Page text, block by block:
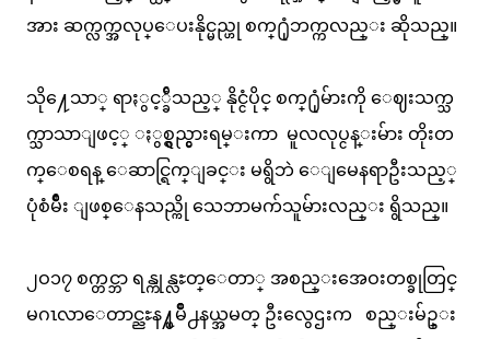
အား ဆက္လက္အလုပ္ေပးနိုင္မည္ဟု စက္႐ုံဘက္ကလည္း ဆိုသည္။
သို႔ေသာ္ ရာႏွင့္ခ်ီသည့္ နိုင္ငံပိုင္ စက္႐ုံမ်ားကို ေဈးသက္သ
က္သာသာျဖင့္ ႏွစ္ရွည္ငွားရမ္းကာ မူလလုပ္ငန္းမ်ား တိုးတ
က္ေစရန္ ေဆာင္ရြက္ျခင္း မရွိဘဲ ေျမေနရာဦးသည့္
ပုံစံမ်ိဳး ျဖစ္ေနသည္ကို သေဘာမက်သူမ်ားလည္း ရွိသည္။
၂ဝ၁၇ စက္တင္ဘာ ရန္ကုန္လႊတ္ေတာ္ အစည္းအေဝးတစ္ခုတြင္
မဂၤလာေတာင္ညႊန႔္ၿမိဳ႕နယ္အမတ္ ဦးလွေဌးက စည္းမ်ဥ္း